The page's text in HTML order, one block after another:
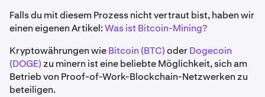
Falls du mit diesem Prozess nicht vertraut bist, haben wir
einen eigenen Artikel:Was ist Bitcoin-Mining?
Kryptowährungen wieBitcoin (BTC)oderDogecoin
(DOGE) zu minern ist eine beliebte Möglichkeit, sich am
Betrieb von Proof-of-Work-Blockchain-Netzwerken zu
beteiligen.